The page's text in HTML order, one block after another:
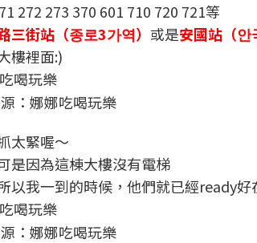
272 273 370 601 710 720 721等
三街站（종로3가역） 或是安國站（안
樓裡面:)
：娜娜吃喝玩樂
太緊喔～
是因為這棟大樓沒有電梯
以我一到的時候，他們就已經ready好
：娜娜吃喝玩樂